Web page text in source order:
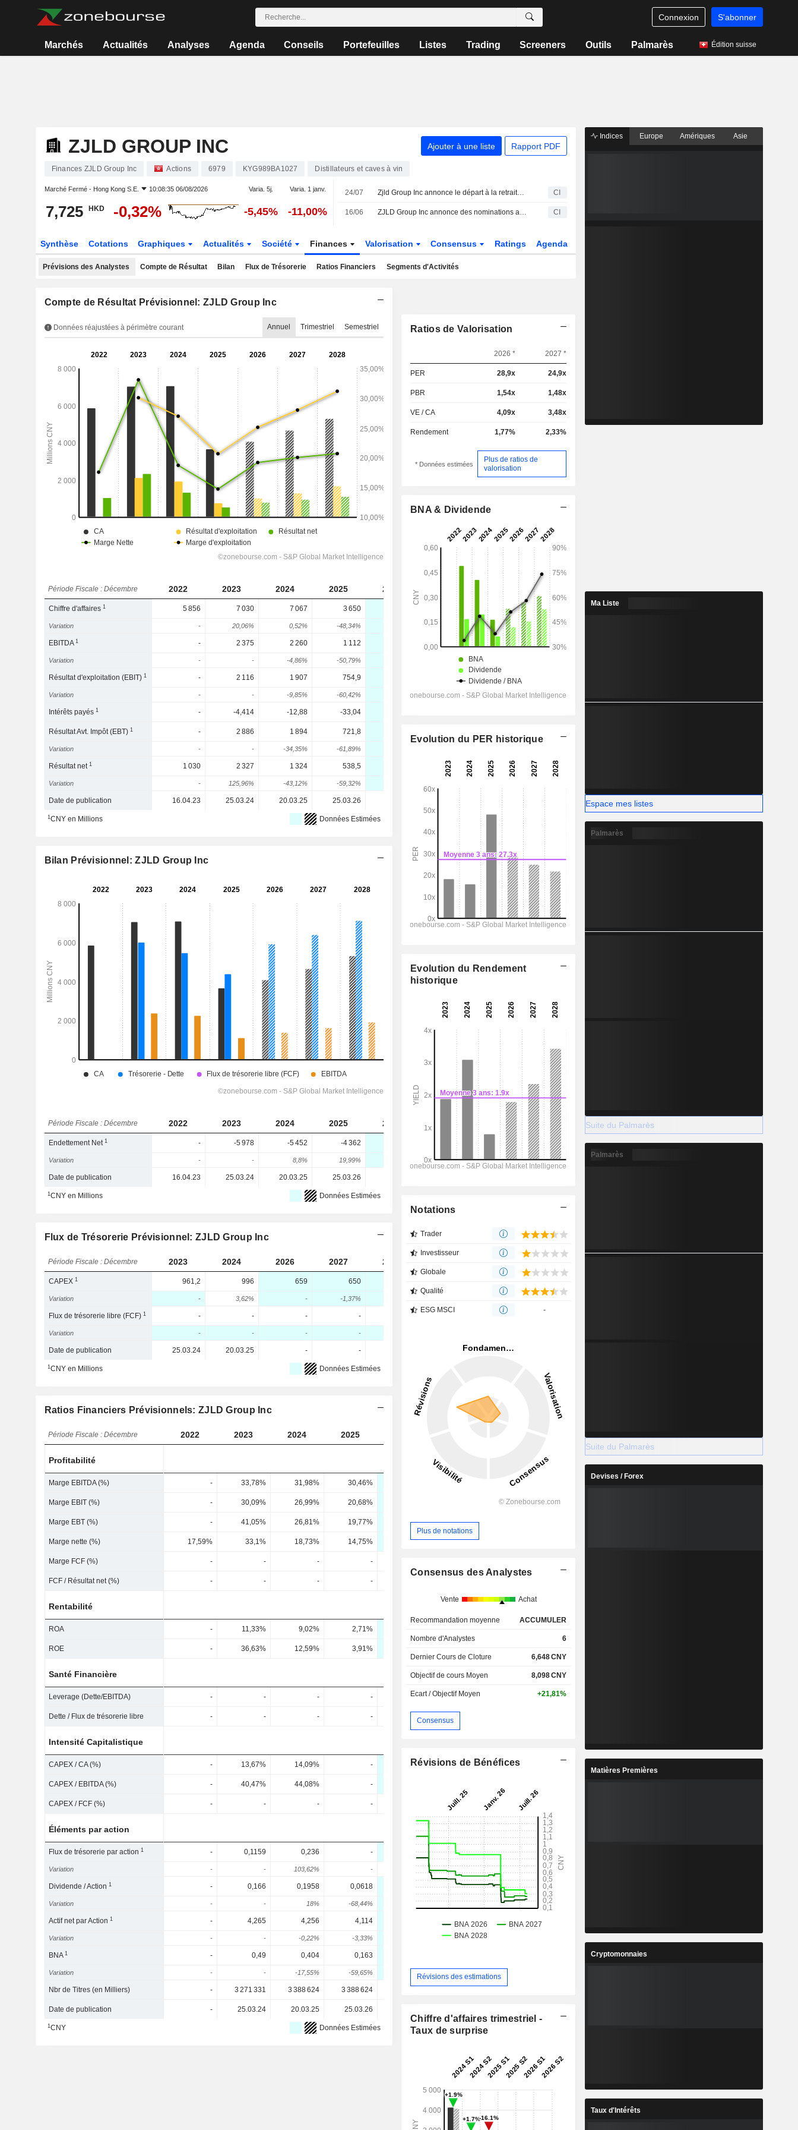
Connexion S'abonner
Marchés Actualités Analyses Agenda Conseils Portefeuilles Listes Trading Screeners Outils Palmarès Édition suisse
ZJLD GROUP INC Ajouter à une liste Rapport PDF
Finances ZJLD Group Inc Actions 6979 KYG989BA1027 Distillateurs et caves à vin
Marché Fermé - Hong Kong S.E. 10:08:35 06/08/2026 Varia. 5j. Varia. 1 janv.
7,725 HKD -0,32% -5,45% -11,00%
24/07 Zjld Group Inc annonce le départ à la retraite de Yan Tao, administrateur exécutif et vice-président, effectif au 24 juillet 2026 CI
16/06 ZJLD Group Inc annonce des nominations au sein de son conseil d'administration CI
Synthèse Cotations Graphiques Actualités Société Finances Valorisation Consensus Ratings Agenda
Prévisions des Analystes Compte de Résultat Bilan Flux de Trésorerie Ratios Financiers Segments d'Activités
Compte de Résultat Prévisionnel: ZJLD Group Inc
Données réajustées à périmètre courant Annuel Trimestriel Semestriel
Période Fiscale : Décembre 2022 2023 2024 2025 2026 2028
Chiffre d'affaires1 5 856 7 030 7 067 3 650 4 646 5 305
Variation - 20,06% 0,52% -48,34% 14,22% 14,18%
EBITDA1 - 2 375 2 260 1 112 1 625 1 931
Variation - - -4,86% -50,79% 18%
Résultat d'exploitation (EBIT)1 - 2 116 1 907 754,9 1 302 1 654
Variation - - -9,85% -60,42% 35,38% 27,39% 27,09%
Intérêts payés1 - -4,414 -12,88 -33,04
Résultat Avt. Impôt (EBT)1 - 2 886 1 894 721,8
Variation - - -34,35% -61,89%
Résultat net1 1 030 2 327 1 324 538,5 931,9 1 098
Variation - 125,96% -43,12% -59,32%
Date de publication 16.04.23 25.03.24 20.03.25 25.03.26
1CNY en Millions Données Estimées
Bilan Prévisionnel: ZJLD Group Inc
Période Fiscale : Décembre 2022 2023 2024 2025 2026 2028
Endettement Net1 - -5 978 -5 452 -4 362 -6 380 -7 105
Variation - - 8,8% 19,99% -8,36% -11,36%
Date de publication 16.04.23 25.03.24 20.03.25 25.03.26
1CNY en Millions Données Estimées
Flux de Trésorerie Prévisionnel: ZJLD Group Inc
Période Fiscale : Décembre 2023 2024 2026 2027 2028
CAPEX1 961,2 996 659 650
Variation - 3,62% - -1,37%
Flux de trésorerie libre (FCF)1 - - - - -
Variation - - - -
Date de publication 25.03.24 20.03.25 - -
1CNY en Millions Données Estimées
Ratios Financiers Prévisionnels: ZJLD Group Inc
Période Fiscale : Décembre 2022 2023 2024 2025
Profitabilité
Marge EBITDA (%) - 33,78% 31,98% 30,46% 34,97% 36,39%
Marge EBIT (%) - 30,09% 26,99% 20,68% 31,18%
Marge EBT (%) - 41,05% 26,81% 19,77% 26,01% 27,95%
Marge nette (%) 17,59% 33,1% 18,73% 14,75% 19,21% 20,06%
Marge FCF (%) - - - -
FCF / Résultat net (%) - - - -
Rentabilité
ROA - 11,33% 9,02% 2,71%
ROE - 36,63% 12,59% 3,91%
Santé Financière
Leverage (Dette/EBITDA) - - - - - -
Dette / Flux de trésorerie libre - - - -
Intensité Capitalistique
CAPEX / CA (%) - 13,67% 14,09% - 16,2% 13,99% 10,4%
CAPEX / EBITDA (%) - 40,47% 44,08% -
CAPEX / FCF (%) - - - - -
Éléments par action
Flux de trésorerie par action1 - 0,1159 0,236 - 0,18 0,51 -
Variation - - 103,62% - 183,33%
Dividende / Action1 - 0,166 0,1958 0,0618 0,1175 0,155 0,2267
Variation - - 18% -68,44% 90,13% 31,91% 46,24%
Actif net par Action1 - 4,265 4,256 4,114 4,505 4,865
Variation - - -0,22% -3,33% 4,59%
BNA1 - 0,49 0,404 0,163
Variation - - -17,55% -59,65% 41,1% 16,3%
Nbr de Titres (en Milliers) - 3 271 331 3 388 624 3 388 624
Date de publication - 25.03.24 20.03.25 25.03.26
1CNY Données Estimées
Ratios de Valorisation
2026 * 2027 *
PER 28,9x 24,9x
PBR 1,54x 1,48x
VE / CA 4,09x 3,48x
Rendement 1,77% 2,33%
* Données estimées
Plus de ratios de
valorisation
BNA & Dividende
Evolution du PER historique
Evolution du Rendement
historique
Notations
Trader
Investisseur
Globale
Qualité
ESG MSCI -
Plus de notations
Consensus des Analystes
Vente Achat
Recommandation moyenne ACCUMULER
Nombre d'Analystes 6
Dernier Cours de Cloture 6,648CNY
Objectif de cours Moyen 8,098CNY
Ecart / Objectif Moyen +21,81%
Consensus
Révisions de Bénéfices
Révisions des estimations
Chiffre d'affaires trimestriel -
Taux de surprise
Indices Europe Amériques Asie
Ma Liste
Espace mes listes
Palmarès
Suite du Palmarès
Palmarès
Suite du Palmarès
Devises / Forex
Matières Premières
Cryptomonnaies
Taux d'Intérêts